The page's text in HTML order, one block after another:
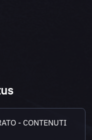
- CONTENUTI